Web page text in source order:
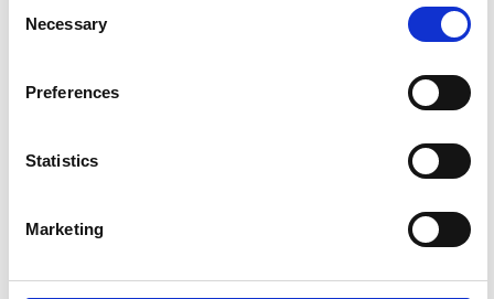
Selection
Necessary
Preferences
Statistics
Marketing